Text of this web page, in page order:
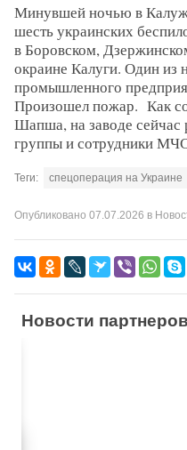
Минувшей ночью в
шесть украинских
в Боровском,
окраине Калуги. Один из
промышленного
Произошел пожар. Как
Шапша, на заводе сейчас
группы и сотрудники
Теги: спецоперация на Украине
Опубликовано 07.07.2026 в
Новости партнеров